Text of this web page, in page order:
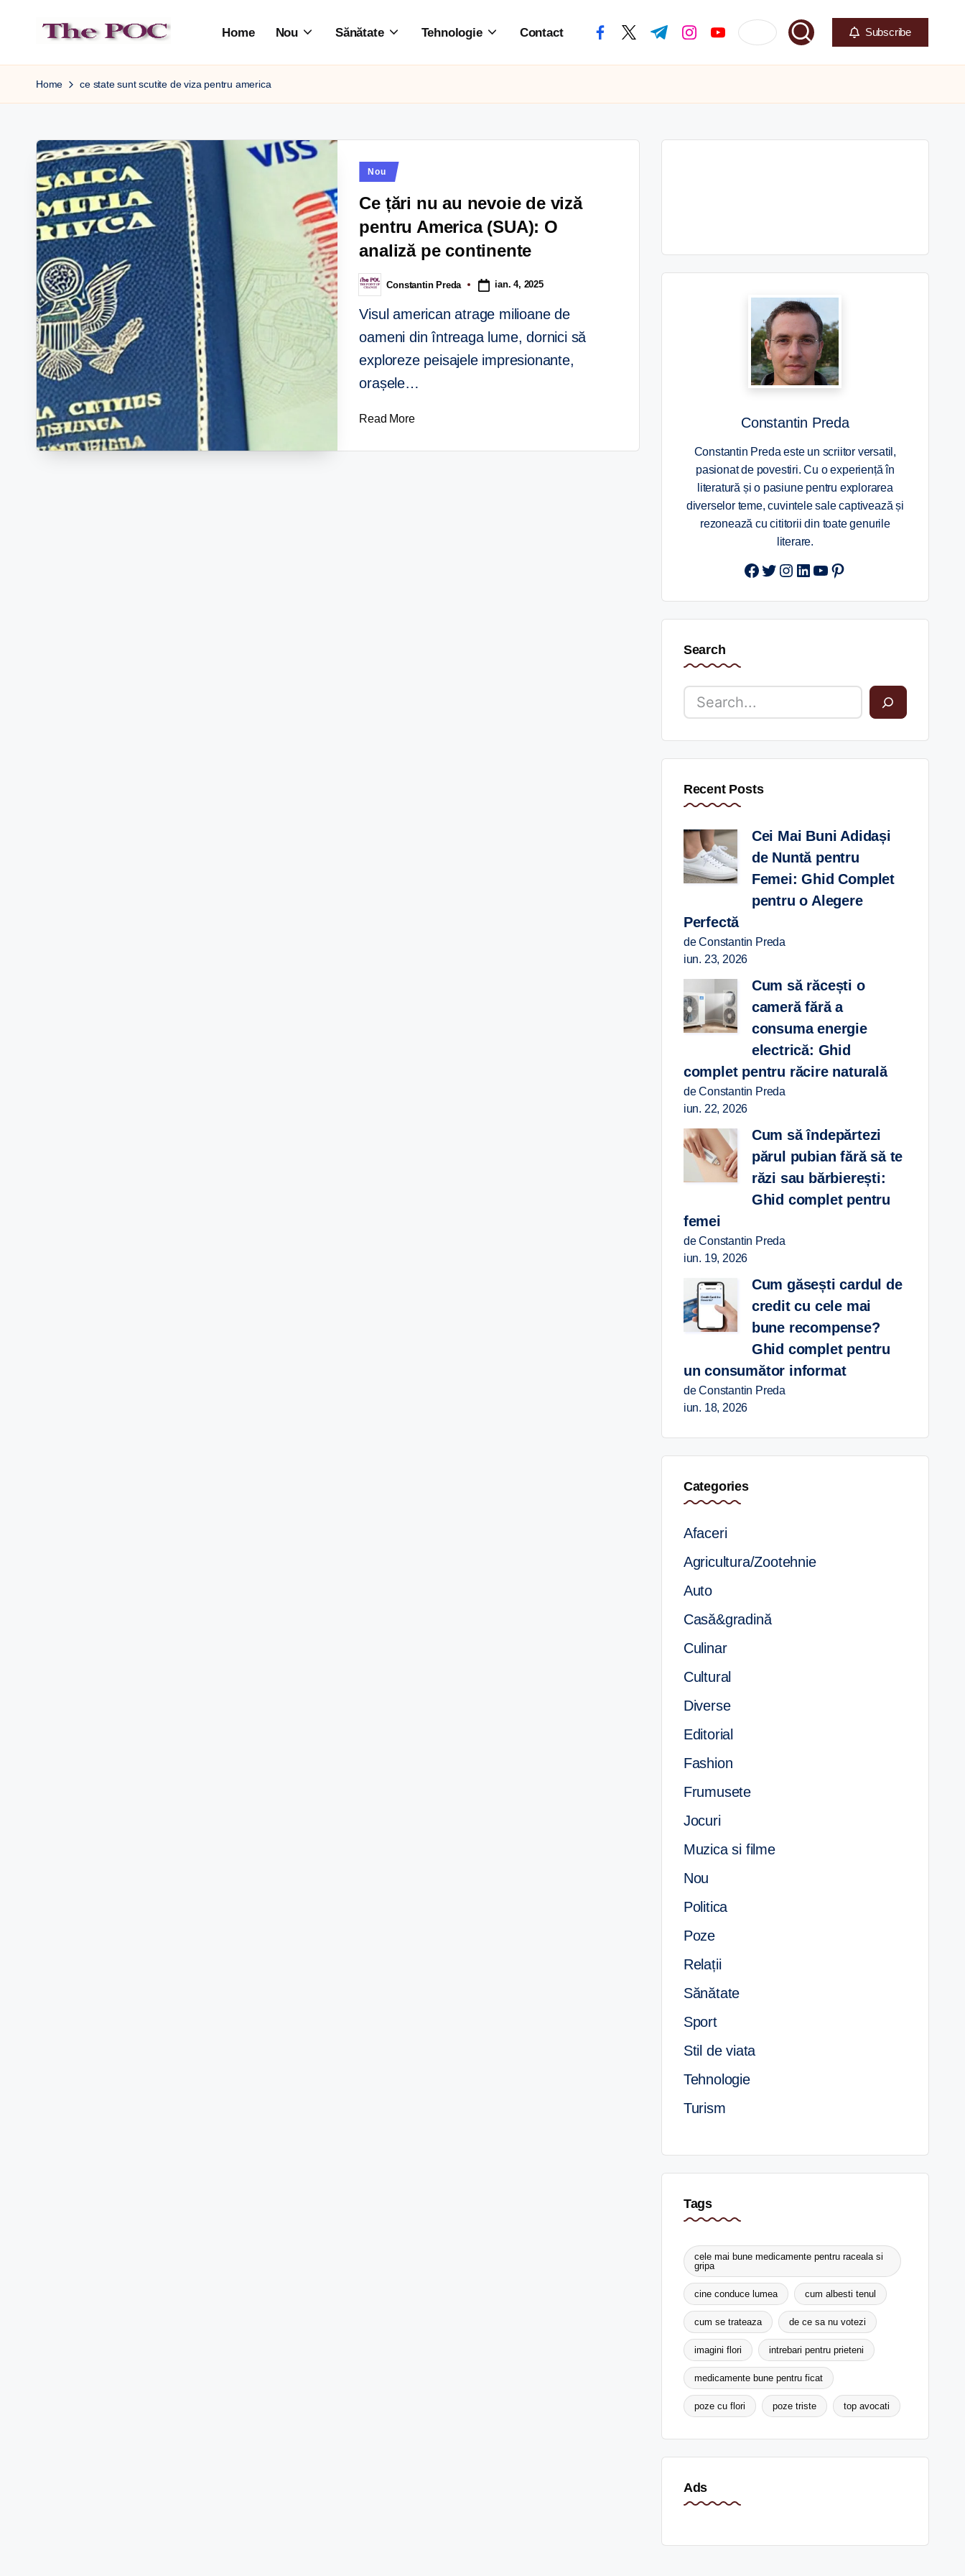
to
content
Home Nou Sănătate Tehnologie Contact Subscribe
Home ce state sunt scutite de viza pentru america
Nou
Ce țări nu au nevoie de viză
pentru America (SUA): O
analiză pe continente
Constantin Preda ian. 4, 2025
Visul american atrage milioane de
oameni din întreaga lume, dornici să
exploreze peisajele impresionante,
orașele…
Read More Constantin Preda
Constantin Preda este un scriitor versatil,
pasionat de povestiri. Cu o experiență în
literatură și o pasiune pentru explorarea
diverselor teme, cuvintele sale captivează și
rezonează cu cititorii din toate genurile
literare.
Twitter
Instagram
LinkedIn
YouTube
Pinterest
Search
Recent Posts
Cei Mai Buni Adidași
de Nuntă pentru
Femei: Ghid Complet
pentru o Alegere
Perfectă
de Constantin Preda
iun. 23, 2026
Cum să răcești o
cameră fără a
consuma energie
electrică: Ghid
complet pentru răcire naturală
de Constantin Preda
iun. 22, 2026
Cum să îndepărtezi
părul pubian fără să te
răzi sau bărbierești:
Ghid complet pentru
femei
de Constantin Preda
iun. 19, 2026
Cum găsești cardul de
credit cu cele mai
bune recompense?
Ghid complet pentru
un consumător informat
de Constantin Preda
iun. 18, 2026
Categories
Afaceri
Agricultura/Zootehnie
Auto
Casă&gradină
Culinar
Cultural
Diverse
Editorial
Fashion
Frumusete
Jocuri
Muzica si filme
Nou
Politica
Poze
Relații
Sănătate
Sport
Stil de viata
Tehnologie
Turism
Tags
cele mai bune medicamente pentru raceala si
gripa
cine conduce lumea cum albesti tenul
cum se trateaza de ce sa nu votezi
imagini flori intrebari pentru prieteni
medicamente bune pentru ficat
poze cu flori poze triste top avocati
Ads